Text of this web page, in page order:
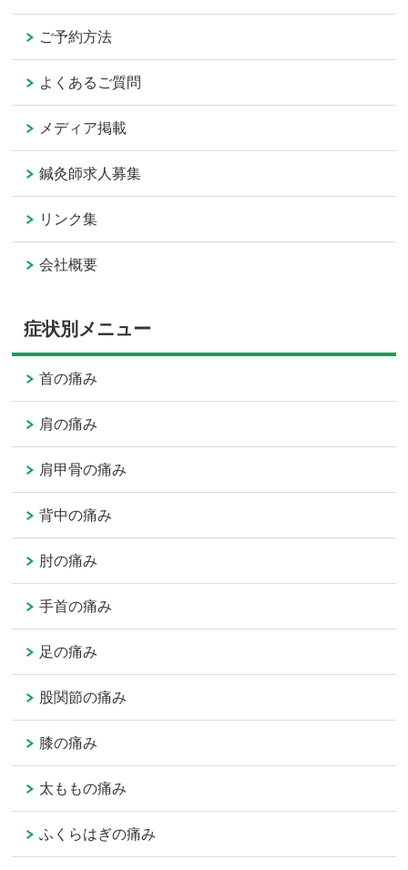
ご予約方法
よくあるご質問
メディア掲載
鍼灸師求人募集
リンク集
会社概要
症状別メニュー
首の痛み
肩の痛み
肩甲骨の痛み
背中の痛み
肘の痛み
手首の痛み
足の痛み
股関節の痛み
膝の痛み
太ももの痛み
ふくらはぎの痛み